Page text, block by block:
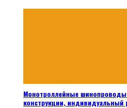
Монотроллейные
конструкции, индивидуальный